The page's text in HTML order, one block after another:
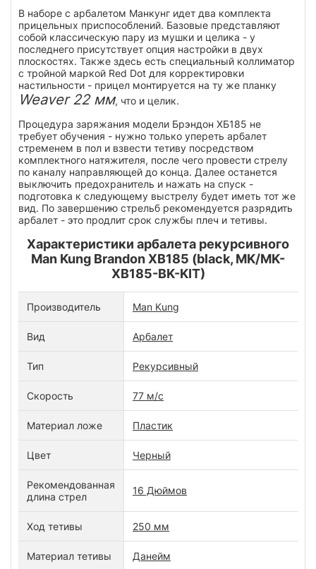
В наборе с арбалетом Манкунг идет два комплекта
прицельных приспособлений. Базовые представляют
собой классическую пару из мушки и целика - у
последнего присутствует опция настройки в двух
плоскостях. Также здесь есть специальный коллиматор
с тройной маркой Red Dot для корректировки
настильности - прицел монтируется на ту же планку
Weaver 22 мм, что и целик.
Процедура заряжания модели Брэндон ХБ185 не
требует обучения - нужно только упереть арбалет
стременем в пол и взвести тетиву посредством
комплектного натяжителя, после чего провести стрелу
по каналу направляющей до конца. Далее останется
выключить предохранитель и нажать на спуск -
подготовка к следующему выстрелу будет иметь тот же
вид. По завершению стрельб рекомендуется разрядить
арбалет - это продлит срок службы плеч и тетивы.
Характеристики арбалета рекурсивного
Man Kung Brandon XB185 (black, MK/MK-
XB185-BK-KIT)
Производитель Man Kung
Вид Арбалет
Тип Рекурсивный
Скорость 77 м/с
Материал ложе Пластик
Цвет Черный
Рекомендованная
длина стрел
16 Дюймов
Ход тетивы 250 мм
Материал тетивы Данейм